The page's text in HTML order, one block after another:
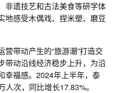
非遗技艺和古法美食等研学体
地感受木偶戏、捏米塑、磨豆
带动产生的“旅游潮”打造交
带动沿线经济稳步上升，为沿
幸福感。2024年上半年，泰
次，同比增长17.83%。